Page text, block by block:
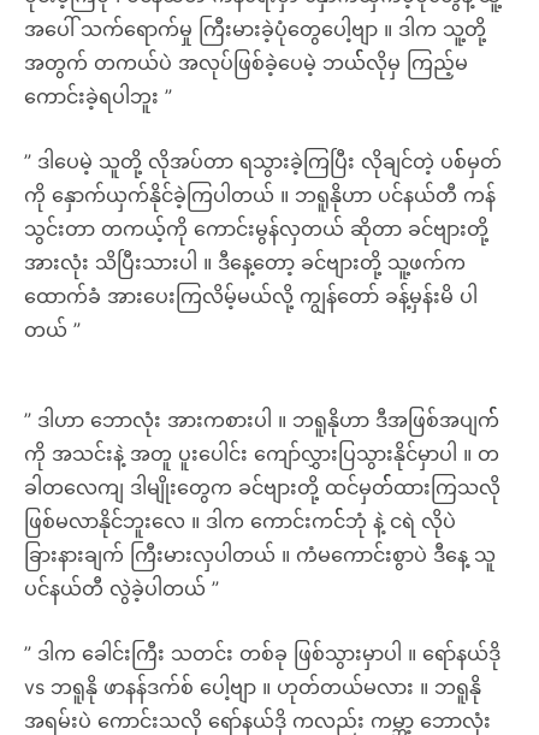
အပေါ် သက်ရောက်မှု ကြီးမားခဲ့ပုံတွေပေါ့ဗျာ ။ ဒါက သူ့တို့
အတွက် တကယ်ပဲ အလုပ်ဖြစ်ခဲ့ပေမဲ့ ဘယ််လိုမှ ကြည့်မ
ကောင်းခဲ့ရပါဘူး ”
” ဒါပေမဲ့ သူတို့ လိုအပ်တာ ရသွားခဲ့ကြပြီး လိုချင်တဲ့ ပစ််မှတ်
ကို နှောက်ယှက်နိုင်ခဲ့ကြပါတယ် ။ ဘရူနိုဟာ ပင်နယ်တီ ကန်
သွင်းတာ တကယ့်ကို ကောင်းမွန်လှတယ် ဆိုတာ ခင်ဗျားတို့
အားလုံး သိပြီးသားပါ ။ ဒီနေ့တော့ ခင်ဗျားတို့ သူ့ဖက်က
ထောက်ခံ အားပေးကြလိမ့်မယ်လို့ ကျွန်တော် ခန့်မှန်းမိ ပါ
တယ် ”
” ဒါဟာ ဘောလုံး အားကစားပါ ။ ဘရူနိုဟာ ဒီအဖြစ်အပျက််
ကို အသင်းနဲ့ အတူ ပူးပေါင်း ကျော်လွှားပြသွားနိုင်မှာပါ ။ တ
ခါတလေကျ ဒါမျိုးတွေက ခင်ဗျားတို့ ထင်မှတ််ထားကြသလို
ဖြစ်မလာနိုင်ဘူးလေ ။ ဒါက ကောင်းကင််ဘုံ နဲ့ ငရဲ လိုပဲ
ခြားနားချက် ကြီးမားလှပါတယ် ။ ကံမကောင်းစွာပဲ ဒီနေ့ သူ
ပင်နယ်တီ လွဲခဲ့ပါတယ် ”
” ဒါက ခေါင်းကြီး သတင်း တစ်ခု ဖြစ်သွားမှာပါ ။ ရော်နယ်ဒို
vs ဘရူနို ဖာနန်ဒက်စ် ပေါ့ဗျာ ။ ဟုတ်တယ်မလား ။ ဘရူနို
အရမ်းပဲ ကောင်းသလို ရော်နယ်ဒို ကလည်း ကမ္ဘာ့ ဘောလုံး